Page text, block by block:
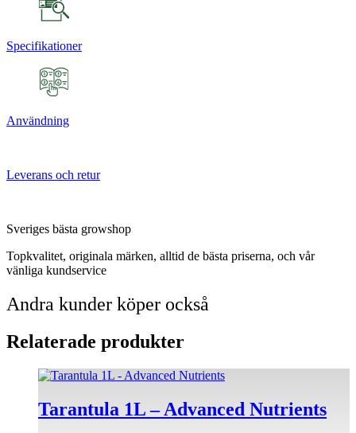
Specifikationer
Användning
Leverans och retur
Sveriges bästa growshop
Topkvalitet, originala märken, alltid de bästa priserna, och vår
vänliga kundservice
Andra kunder köper också
Relaterade produkter
Tarantula 1L – Advanced Nutrients